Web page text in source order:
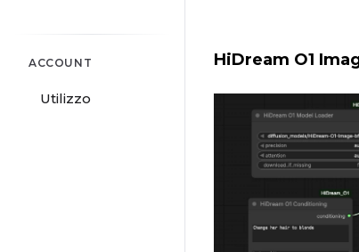
ACCOUNT
Utilizzo
HiDream O1